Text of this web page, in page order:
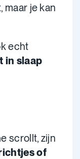
maar je kan
echt
in slaap
scrollt, zijn
of